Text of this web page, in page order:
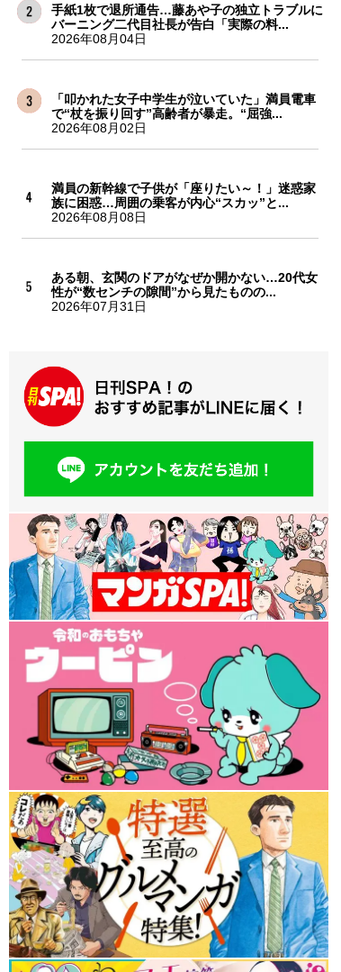
手紙1枚で退所通告…藤あや子の独立トラブルに
バーニング二代目社長が告白「実際の料...
2026年08月04日
「叩かれた女子中学生が泣いていた」満員電車
で“杖を振り回す”高齢者が暴走。“屈強...
2026年08月02日
満員の新幹線で子供が「座りたい～！」迷惑家
族に困惑…周囲の乗客が内心“スカッ”と...
2026年08月08日
ある朝、玄関のドアがなぜか開かない…20代女
性が“数センチの隙間”から見たものの...
2026年07月31日